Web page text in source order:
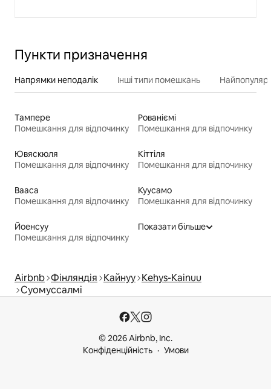
Пункти призначення
Напрямки неподалік Інші типи помешкань
Тампере
Помешкання для відпочинку
Рованіємі
Помешкання для відпочинку
Ювяскюля
Помешкання для відпочинку
Кіттіля
Помешкання для відпочинку
Вааса
Помешкання для відпочинку
Куусамо
Помешкання для відпочинку
Йоенсуу
Помешкання для відпочинку
Показати більше
Airbnb Фінляндія Кайнуу Kehys-Kainuu
Суомуссалмі
© 2026 Airbnb, Inc.
Конфіденційність
Умови